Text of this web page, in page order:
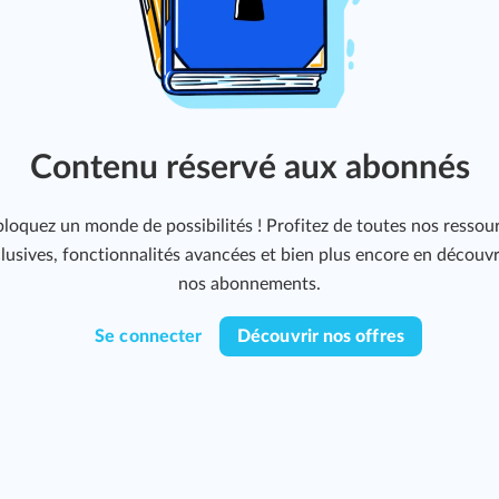
Contenu réservé aux abonnés
un monde de possibilités ! Profitez de toutes nos
fonctionnalités avancées et bien plus encore en
nos abonnements.
Se connecter Découvrir nos offres